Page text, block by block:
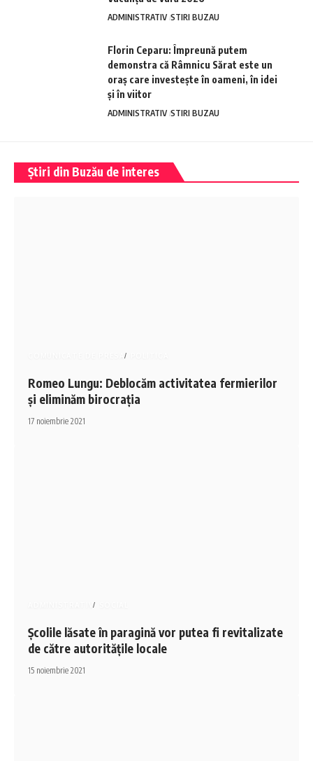
ADMINISTRATIV STIRI BUZAU
Florin Ceparu: Împreună putem
demonstra că Râmnicu Sărat este un
oraș care investește în oameni, în idei
și în viitor
ADMINISTRATIV STIRI BUZAU
Știri din Buzău de interes
COMUNICATE DE PRESA
Romeo Lungu: Deblocăm activitatea fermierilor
și eliminăm birocrația
17 noiembrie 2021
ADMINISTRATIV
Școlile lăsate în paragină vor putea fi revitalizate
de către autoritățile locale
15 noiembrie 2021